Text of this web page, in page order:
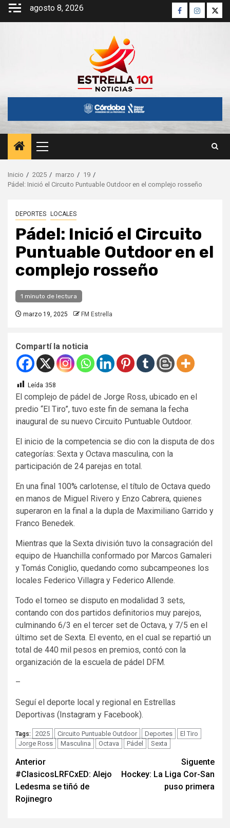
Saltar
agosto 8, 2026 Facebook
Instagram
Menú
principal
Inicio 2025 marzo
19
Pádel: Inició el Circuito Puntuable Outdoor en el complejo rosseño
DEPORTES LOCALES
Pádel: Inició el Circuito
Puntuable Outdoor en el
complejo rosseño
1 minuto de lectura
marzo 19, 2025 FM Estrella
Compartí la noticia
Leída 358
El complejo de pádel de Jorge Ross, ubicado en el
predio “El Tiro”, tuvo este fin de semana la fecha
inaugural de su nuevo Circuito Puntuable Outdoor.
El inicio de la competencia se dio con la disputa de dos
categorías: Sexta y Octava masculina, con la
participación de 24 parejas en total.
En una final 100% carlotense, el título de Octava quedo
en manos de Miguel Rivero y Enzo Cabrera, quienes
superaron en la final a la dupla de Maximiliano Garrido y
Franco Benedek.
Mientras que la Sexta división tuvo la consagración del
equipo de Huanchilla conformado por Marcos Gamaleri
y Tomás Coniglio, quedando como subcampeones los
locales Federico Villagra y Federico Allende.
Todo el torneo se disputo en modalidad 3 sets,
contando con dos partidos definitorios muy parejos,
culminando 6/3 en el tercer set de Octava, y 7/5 en el
último set de Sexta. El evento, en el cual se repartió un
total de 440 mil pesos en premios, contó con la
organización de la escuela de pádel DFM.
–
Seguí el deporte local y regional en Estrellas
Deportivas (Instagram y Facebook).
Tags: 2025 Circuito Puntuable Outdoor Deportes
El Tiro
Jorge Ross
Masculina Octava Pádel Sexta
Navegación
de
entradas
Anterior
#ClasicosLRFCxED: Alejo
Ledesma se tiñó de
Rojinegro
Siguente
Hockey: La Liga Cor-San
puso primera